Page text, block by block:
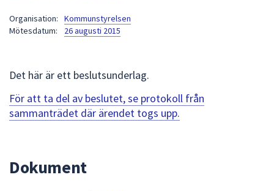
att
navigera
mellan
Organisation:
Kommunstyrelsen
Mötesdatum:
26 augusti 2015
Det här är ett beslutsunderlag.
För att ta del av beslutet, se protokoll från
sammanträdet där ärendet togs upp.
Dokument